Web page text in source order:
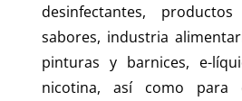
desinfectantes,
sabores, industria
pinturas y barnices, e-
nicotina, así como para